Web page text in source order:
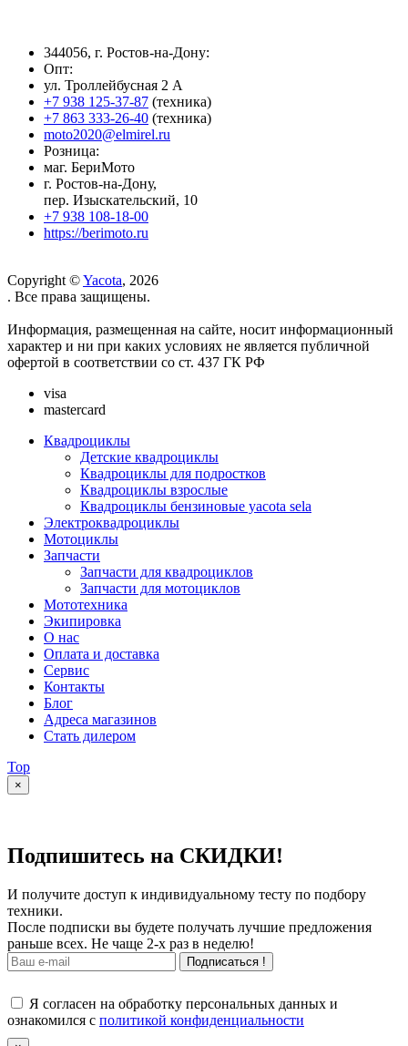
344056, г. Ростов-на-Дону:
Опт:
ул. Троллейбусная 2 А
+7 938 125-37-87 (техника)
+7 863 333-26-40 (техника)
moto2020@elmirel.ru
Розница:
маг. БериМото
г. Ростов-на-Дону,
пер. Изыскательский, 10
+7 938 108-18-00
https://berimoto.ru
Copyright ©Yacota, 2026
. Все права защищены.
Информация, размещенная на сайте, носит информационный
характер и ни при каких условиях не является публичной
офертой в соответствии со ст. 437 ГК РФ
visa
mastercard
Квадроциклы
Детские квадроциклы
Квадроциклы для подростков
Квадроциклы взрослые
Квадроциклы бензиновые yacota sela
Электроквадроциклы
Мотоциклы
Запчасти
Запчасти для квадроциклов
Запчасти для мотоциклов
Мототехника
Экипировка
О нас
Оплата и доставка
Сервис
Контакты
Блог
Адреса магазинов
Стать дилером
Top
×
Подпишитесь на СКИДКИ!
И получите доступ к индивидуальному тесту по подбору
техники.
После подписки вы будете получать лучшие предложения
раньше всех. Не чаще 2-х раз в неделю!
Подписаться !
Я согласен на обработку персональных данных и
ознакомился с политикой конфиденциальности